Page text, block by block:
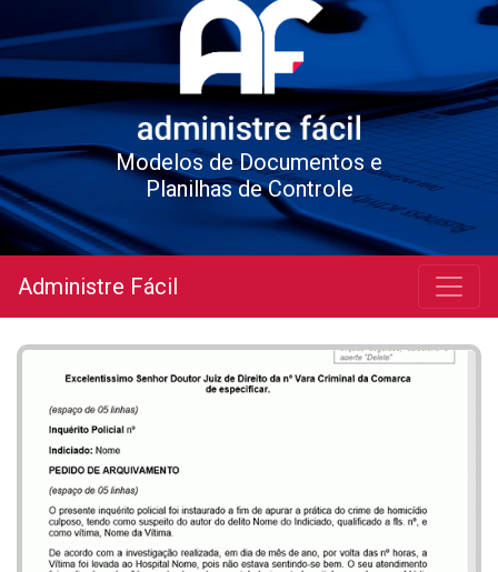
Modelos de Documentos e
Planilhas de Controle
Administre Fácil